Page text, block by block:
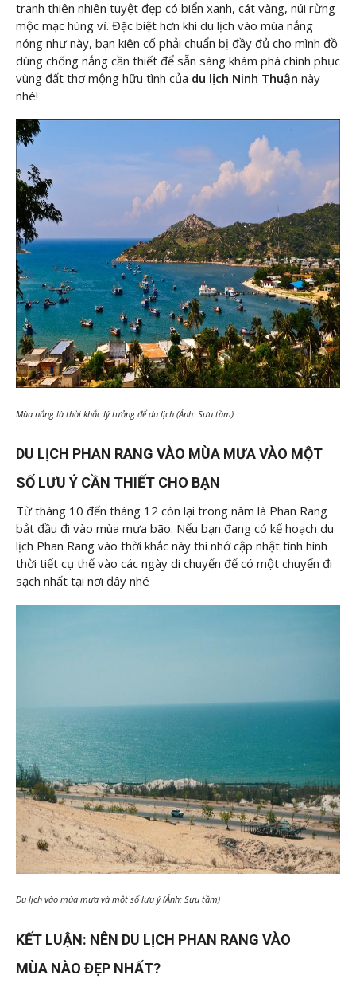
tranh thiên nhiên tuyệt đẹp có biển xanh, cát vàng, núi rừng
mộc mạc hùng vĩ. Đặc biệt hơn khi du lịch vào mùa nắng
nóng như này, bạn kiên cố phải chuẩn bị đầy đủ cho mình đồ
dùng chống nắng cần thiết để sẵn sàng khám phá chinh phục
vùng đất thơ mộng hữu tình của du lịch Ninh Thuận này
nhé!
Mùa nắng là thời khắc lý tưởng để du lịch (Ảnh: Sưu tầm)
DU LỊCH PHAN RANG VÀO MÙA MƯA VÀO MỘT
SỐ LƯU Ý CẦN THIẾT CHO BẠN
Từ tháng 10 đến tháng 12 còn lại trong năm là Phan Rang
bắt đầu đi vào mùa mưa bão. Nếu bạn đang có kế hoạch du
lịch Phan Rang vào thời khắc này thì nhớ cập nhật tình hình
thời tiết cụ thể vào các ngày di chuyển để có một chuyến đi
sạch nhất tại nơi đây nhé
Du lịch vào mùa mưa và một số lưu ý (Ảnh: Sưu tầm)
KẾT LUẬN: NÊN DU LỊCH PHAN RANG VÀO
MÙA NÀO ĐẸP NHẤT?